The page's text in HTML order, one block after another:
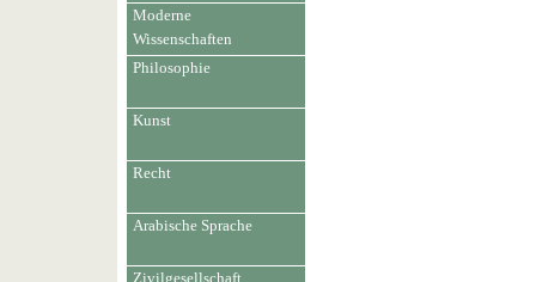
Moderne
Wissenschaften
Philosophie
Kunst
Recht
Arabische Sprache
Zivilgesellschaft